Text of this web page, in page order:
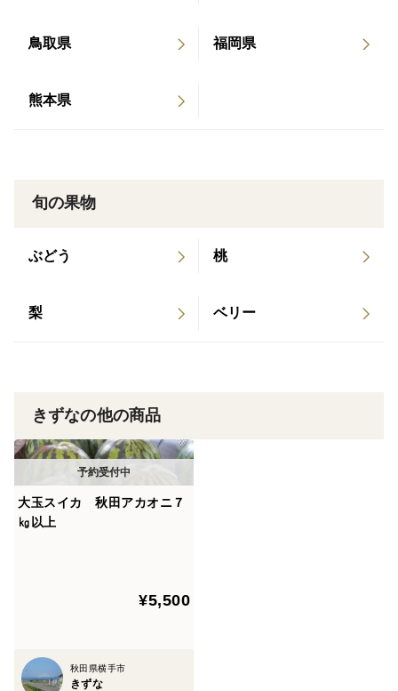
合は【特記事項】欄にご記入ください。できるだけ対応
て甘さが増すようなことはありません。なるべく早く美
鳥取県 福岡県
熊本県
旬の果物
ぶどう 桃
梨 ベリー
きずなの他の商品
大玉スイカ 秋田アカオニ７
㎏以上
¥5,500
秋田県横手市
きずな